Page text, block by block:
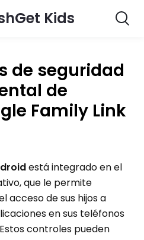
Kids
de seguridad
de
Family Link
está integrado en el
que le permite
acceso de sus hijos a
en sus teléfonos
controles pueden